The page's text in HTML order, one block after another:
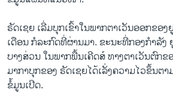
ຣັດເຊຍ ເລີ່ມບຸກເຂົ້າໃນພາກຕາເວັນອອກຂອ
ເດືອນ ກໍລະກົດທີ່​ຜ່ານ​ມາ. ຂະນະທີ່ກອງກຳລັງ
ບາງສ່ວນ ໃນພາກພື້ນເຄີດສ໌ ທາງຕາເວັນຕົກ
ມາກາບຸກຂອງ ຣັດເຊຍໄດ້ເລັ່ງຄວາມໄວຂຶ້ນຕ
ຂໍ້ມູນເປີດ.